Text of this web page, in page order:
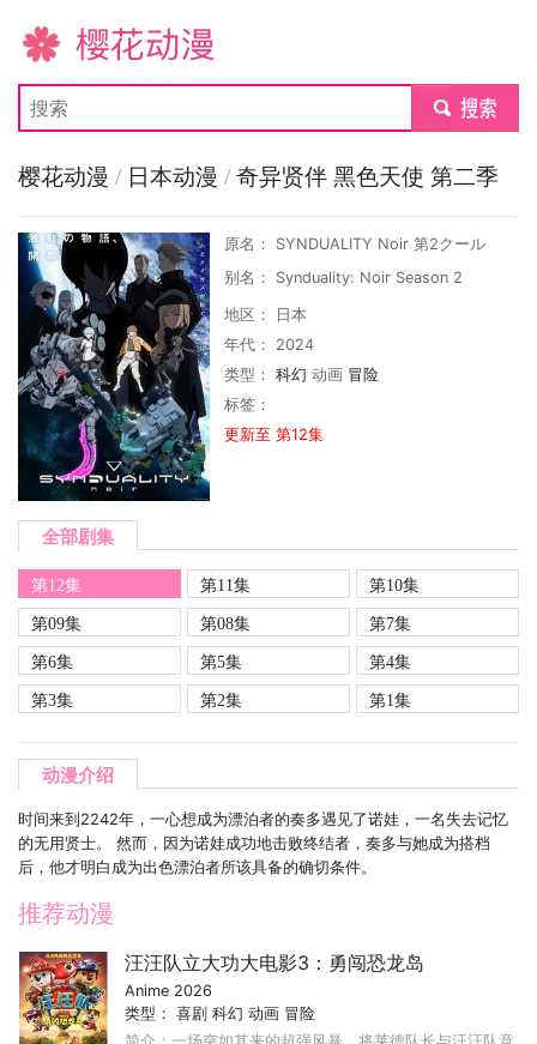
樱花动漫
submit
樱花动漫 / 日本动漫 / 奇异贤伴 黑色天使 第二季
原名： SYNDUALITY Noir 第2クール
别名： Synduality: Noir Season 2
地区： 日本
年代： 2024
类型：科幻 动画 冒险
标签：
更新至 第12集
全部剧集
第12集 第11集
第10集
第09集
第08集
第7集
第6集
第5集
第4集
第3集
第2集 第1集
动漫介绍
时间来到2242年，一心想成为漂泊者的奏多遇见了诺娃，一名失去记忆
的无用贤士。 然而，因为诺娃成功地击败终结者，奏多与她成为搭档
后，他才明白成为出色漂泊者所该具备的确切条件。
推荐动漫
汪汪队立大功大电影3：勇闯恐龙岛
Anime 2026
类型：喜剧 科幻 动画 冒险